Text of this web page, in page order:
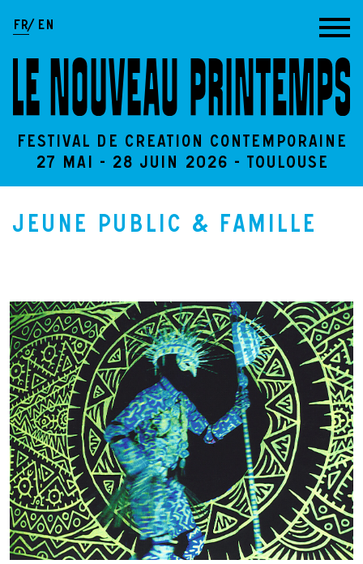
FR EN
Festival de création contemporaine
27 Mai - 28 Juin 2026 - Toulouse
Jeune public & famille